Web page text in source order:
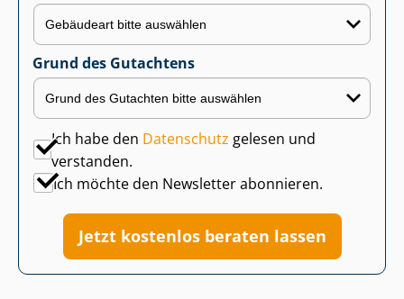
Grund des Gutachtens
Ich habe den Datenschutz gelesen und
verstanden.
Ich möchte den Newsletter abonnieren.
Jetzt kostenlos beraten lassen